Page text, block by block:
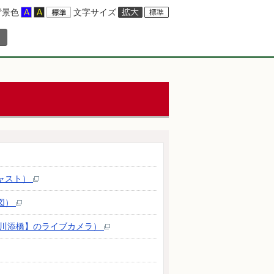
景色 文字サイズ
スト）
）
添橋】のライブカメラ）